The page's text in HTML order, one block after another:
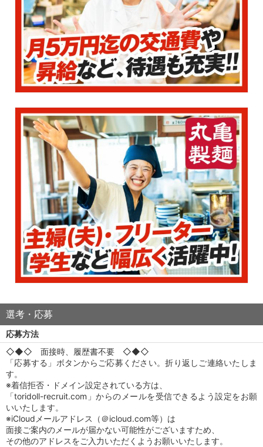
選考・応募
応募方法
◇◆◇ 面接時、履歴書不要 ◇◆◇
「応募する」ボタンからご応募ください。折り返しご連絡いたしま
す。
※着信拒否・ドメイン設定されている方は、
「toridoll-recruit.com」からのメールを受信できるよう設定をお願
いいたします。
※iCloudメールアドレス（＠icloud.com等）は
面接ご案内のメールが届かない可能性がございますため、
その他のアドレスをご入力いただくようお願いいたします。